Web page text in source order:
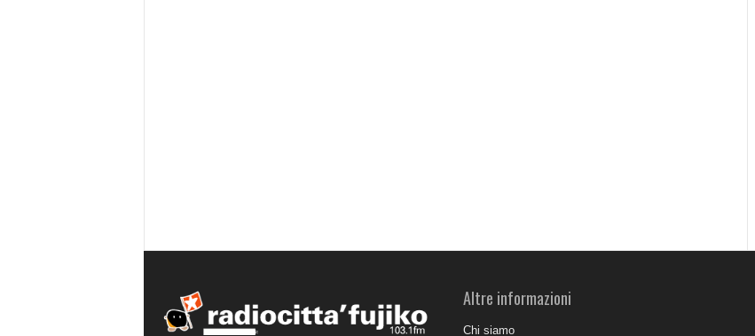
Altre informazioni
Chi siamo